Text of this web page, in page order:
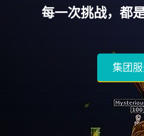
沉浸其中，释放
知道k1